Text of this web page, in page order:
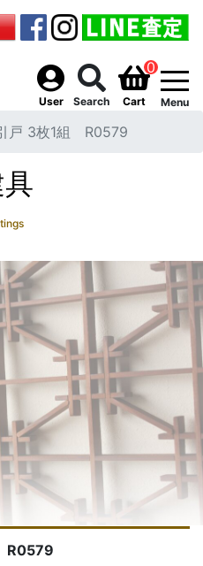
User Search
0
Cart Menu
戸 3枚1組 R0579
R0579